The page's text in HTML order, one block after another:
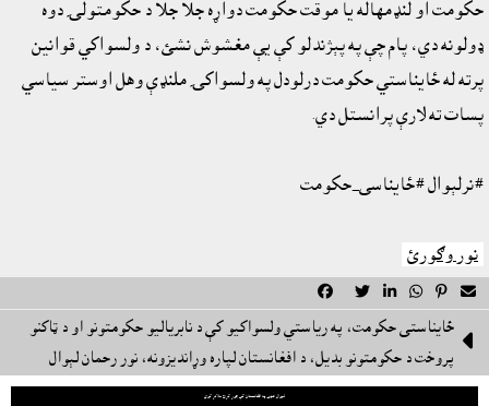
حکومت او لنډمهاله يا موقت حکومت دواړه جلا جلا د حکومتولۍ دوه
ډولونه دي، پام چې په پېژندلو کې يې مغشوش نشئ، د ولسواکي قوانين
پرته له ځايناستي حکومت درلودل په ولسواکۍ ملنډې وهل اوستر سياسي
پسات ته لارې پرانستل دي.
#نرلېوال #ځايناسى_حکومت
نور وګورئ
     
 ځايناستى حکومت، په رياستي ولسواکيو کې د نابرياليو حکومتونو او د ټاکنو
پروخت د حکومتونو بديل، د افغانستان لپاره وړانديزونه، نور رحمان لېوال
لېوال هټۍ په افغانستان کې جوړ کړئ ملاتړ کوي